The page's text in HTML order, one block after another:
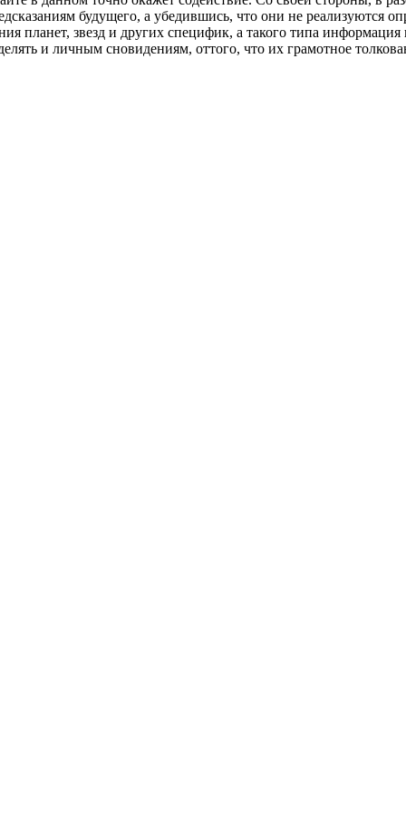
будущего, а убедившись, что они не реализуются
планет, звезд и других специфик, а такого типа
и личным сновидениям, оттого, что их грамотное